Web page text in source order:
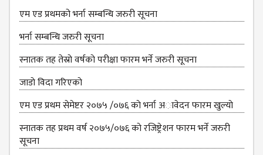
एम एड प्रथमको भर्ना सम्बन्धि जरुरी सूचना
भर्ना सम्बन्धि जरुरी सूचना
स्नातक तह तेस्राे वर्षकाे परीक्षा फारम भर्ने जरुरी सूचना
जाडाे विदा गरिएकाे
एम एड प्रथम सेमेष्टर २०७५ /०७६ काे भर्ना अावेदन फारम खुल्याे
स्नातक तह प्रथम वर्ष २०७५/०७६ काे रजिष्ट्रेशन फारम भर्ने जरुरी
सूचना